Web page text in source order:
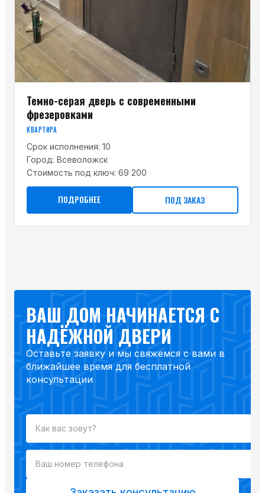
Темно-серая дверь с современными
фрезеровками
КВАРТИРА
Срок исполнения: 10
Город: Всеволожск
Стоимость под ключ: 69 200
ПОДРОБНЕЕ ПОД ЗАКАЗ
ВАШ ДОМ НАЧИНАЕТСЯ С
НАДЁЖНОЙ ДВЕРИ
Оставьте заявку и мы свяжемся с вами в
ближайшее время для бесплатной
консультации